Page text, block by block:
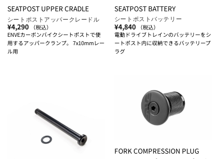
SEATPOST UPPER CRADLE
シートポストアッパークレードル
¥4,290
（税込）
ENVEカーボンバイクシートポストで使
用するアッパークランプ。 7x10mmレー
ル用
SEATPOST BATTERY
シートポストバッテリー
¥4,840
（税込）
電動ドライブトレインのバッテリーをシ
ートポスト内に収納できるバッテリープ
ラグ
FORK COMPRESSION PLUG